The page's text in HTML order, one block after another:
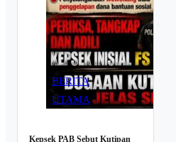
BERITA
UTAMA
Kepsek PAB Sebut Kutipan